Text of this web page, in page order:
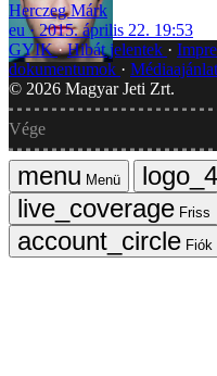
Herczeg Márk
eu
2015. április 22. 19:53
GYIK Hibát jelentek
dokumentumok
Médiaajánlat
© 2026 Magyar Jeti Zrt.
Vége
Menü
Friss
Fiók